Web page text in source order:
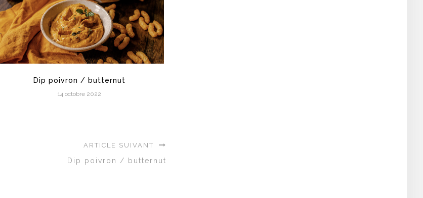
Dip poivron / butternut
14 octobre 2022
ARTICLE SUIVANT
Dip poivron / butternut